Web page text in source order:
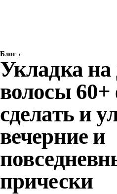
Блог ›
Укладка
волосы 60+
сделать и
вечерние и
прически